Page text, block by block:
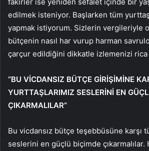
edilmek isteniyor. Başlarken tüm
yapmak istiyorum. Sizlerin vergileriyle
bütçenin nasıl har vurup harman
çarçur edildiğini dikkatle izlemenizi
“BU VİCDANSIZ BÜTÇE GİRİŞİMİNE
YURTTAŞLARIMIZ SESLERİNİ EN
ÇIKARMALILAR”
Bu vicdansız bütçe teşebbüsüne karşı
seslerini en güçlü biçimde çıkarmalılar.